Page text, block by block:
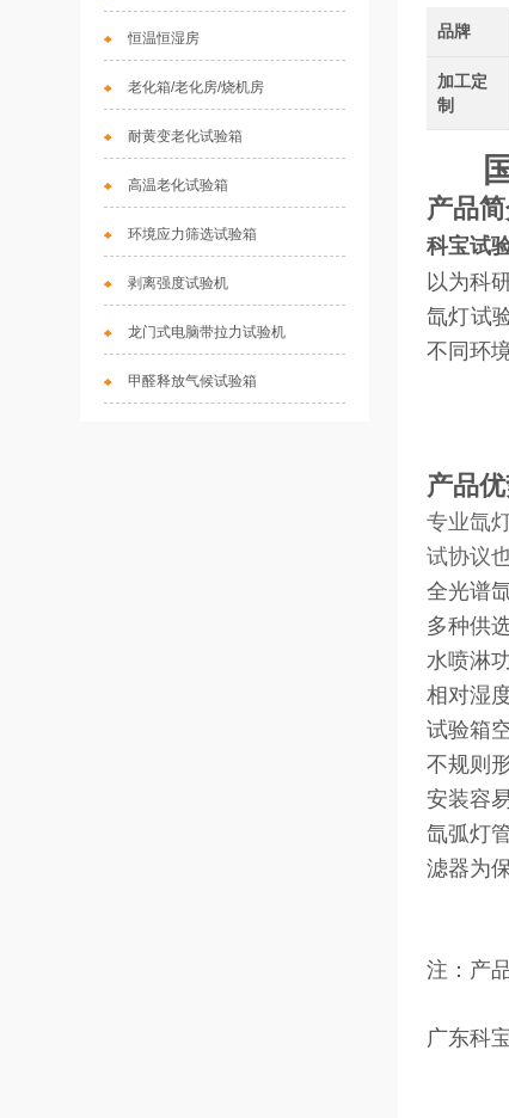
恒温恒湿房
老化箱/老化房/烧机房
耐黄变老化试验箱
高温老化试验箱
环境应力筛选试验箱
剥离强度试验机
龙门式电脑带拉力试验机
甲醛释放气候试验箱
品牌
加工定
制
产品简
科宝试
以为科
氙灯试
不同环
产品优
专业氙
试协议
全光谱
多种供
水喷淋
相对湿
试验箱
不规则
安装容
氙弧灯
滤器为
注：产
广东科